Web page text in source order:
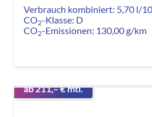
Verbrauch kombiniert: 5,70 l/
CO2-Klasse: D
CO2-Emissionen: 130,00 g/km
ab 211,– € mtl.